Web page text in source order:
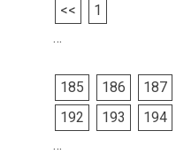
<<
1
…
185 186 187
192
193 194
…